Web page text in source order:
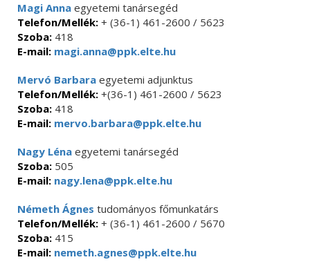
Magi Anna egyetemi tanársegéd
Telefon/Mellék: + (36-1) 461-2600 / 5623
Szoba: 418
E-mail: magi.anna@ppk.elte.hu
Mervó Barbara egyetemi adjunktus
Telefon/Mellék: +(36-1) 461-2600 / 5623
Szoba: 418
E-mail: mervo.barbara@ppk.elte.hu
Nagy Léna egyetemi tanársegéd
Szoba: 505
E-mail: nagy.lena@ppk.elte.hu
Németh Ágnes tudományos főmunkatárs
Telefon/Mellék: + (36-1) 461-2600 / 5670
Szoba: 415
E-mail: nemeth.agnes@ppk.elte.hu